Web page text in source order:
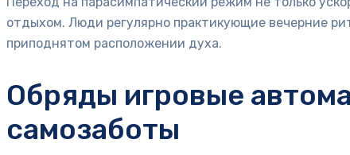
отдыхом. Люди регулярно практикующие вечерние
приподнятом расположении духа.
Обряды игровые
самозаботы